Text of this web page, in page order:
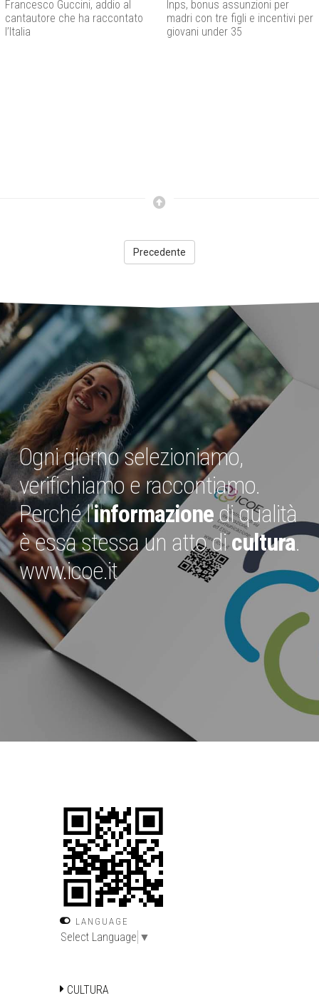
Francesco Guccini, addio al
cantautore che ha raccontato
l’Italia
Inps, bonus assunzioni per
madri con tre figli e incentivi per
giovani under 35
Precedente
Ogni giorno selezioniamo,
verifichiamo e raccontiamo.
Perché l'informazionedi qualità
è essa stessa un atto dicultura.
www.icoe.it
LANGUAGE
Select Language ▼
CULTURA